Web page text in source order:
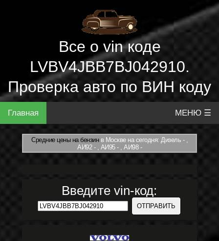
Все о vin коде
LVBV4JBB7BJ042910.
Проверка авто по ВИН коду
Главная МЕНЮ ☰
Средние цены на бензинв Москве на сегодня: Дизель - ,
АИ92 - , АИ95 - , АИ98 -
Введите vin-код: